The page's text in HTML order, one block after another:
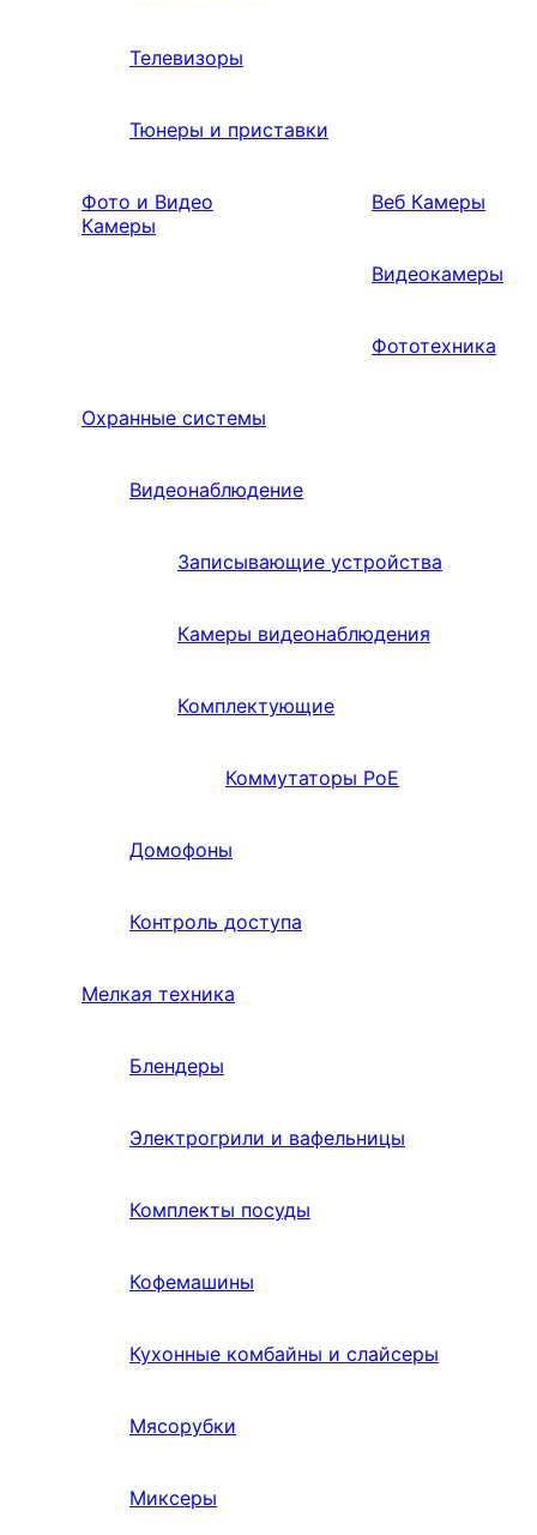
Телевизоры
Тюнеры и приставки
Фото и Видео
Камеры
Веб Камеры
Видеокамеры
Фототехника
Охранные системы
Видеонаблюдение
Записывающие устройства
Камеры видеонаблюдения
Комплектующие
Коммутаторы PoE
Домофоны
Контроль доступа
Мелкая техника
Блендеры
Электрогрили и вафельницы
Комплекты посуды
Кофемашины
Кухонные комбайны и слайсеры
Мясорубки
Миксеры